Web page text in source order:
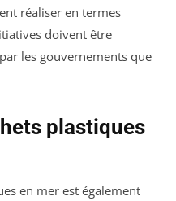
réaliser en termes
doivent être
les gouvernements que
plastiques
en mer est également